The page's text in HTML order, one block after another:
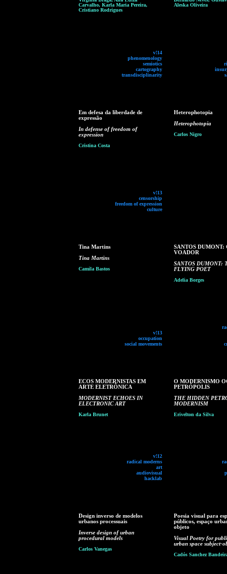
Carvalho, Karla Maria Pereira,
Cristiano Rodrigues
v!14
phenomenology
semiotics
cartography
transdisciplinarity
Aleska Oliveira
Em defesa da liberdade de
expressão
In defense of freedom of
expression
Cristina Costa
v!13
censorship
freedom of expression
culture
Heterophotopia
Heterophotopia
Carlos Nigro
Tina Martins
Tina Martins
Camila Bastos
v!13
occupation
social movements
SANTOS DUMONT:
VOADOR
SANTOS DUMONT:
FLYING POET
Adelia Borges
ECOS MODERNISTAS EM
ARTE ELETRÔNICA
MODERNIST ECHOES IN
ELECTRONIC ART
Karla Brunet
v!12
radical moderns
art
audiovisual
hacklab
O MODERNISMO
PETRÓPOLIS
THE HIDDEN
MODERNISM
Erivelton da Silva
Design inverso de modelos
urbanos processuais
Inverse design of urban
procedural models
Carlos Vanegas
Poesia visual para
públicos, espaço
objeto
Visual Poetry for
urban space subject-
Cadós Sanchez